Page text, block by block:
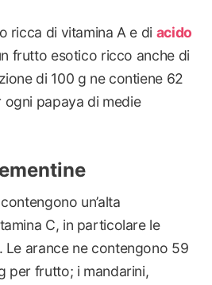
ricca di vitamina A e di acido
frutto esotico ricco anche di
di 100 g ne contiene 62
ogni papaya di medie
un’alta
C, in particolare le
Le arance ne contengono 59
per frutto; i mandarini,